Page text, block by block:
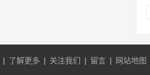
了解更多 关注我们 留言 网站地图